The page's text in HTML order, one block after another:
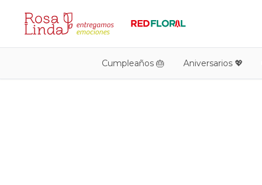
Cumpleaños 🎂 Aniversarios 💖